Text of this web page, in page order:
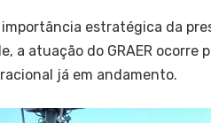
estratégica da
a atuação do GRAER ocorre
já em andamento.